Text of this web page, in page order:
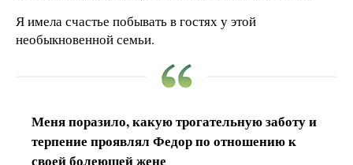
Я имела счастье побывать в гостях у этой
необыкновенной семьи.
Меня поразило, какую трогательную заботу и
терпение проявлял Федор по отношению к
своей болеющей жене